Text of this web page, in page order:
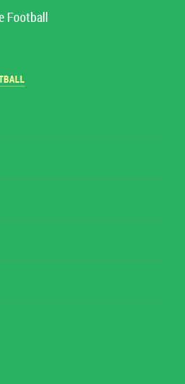
Football